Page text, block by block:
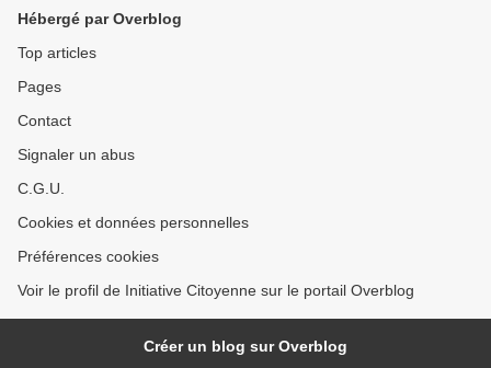
Hébergé par Overblog
Top articles
Pages
Contact
Signaler un abus
C.G.U.
Cookies et données personnelles
Préférences cookies
Voir le profil de Initiative Citoyenne sur le portail Overblog
Créer un blog sur Overblog